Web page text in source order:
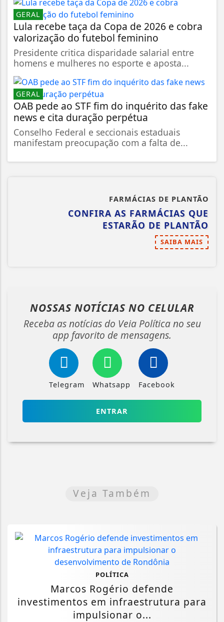
GERAL
Lula recebe taça da Copa de 2026 e cobra
valorização do futebol feminino
Presidente critica disparidade salarial entre
homens e mulheres no esporte e aposta...
GERAL
OAB pede ao STF fim do inquérito das fake
news e cita duração perpétua
Conselho Federal e seccionais estaduais
manifestam preocupação com a falta de...
FARMÁCIAS DE PLANTÃO
CONFIRA AS FARMÁCIAS QUE
ESTARÃO DE PLANTÃO
SAIBA MAIS
NOSSAS NOTÍCIAS NO CELULAR
Receba as notícias do Veia Política no seu
app favorito de mensagens.
Telegram Whatsapp Facebook
ENTRAR
Veja Também
POLÍTICA
Marcos Rogério defende
investimentos em infraestrutura para
impulsionar o...